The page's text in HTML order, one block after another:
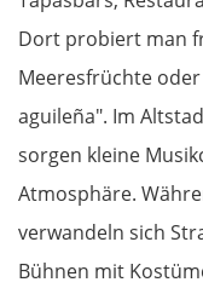
Dort probiert man
Meeresfrüchte
aguileña". Im
sorgen kleine
Atmosphäre.
verwandeln sich
Bühnen mit
Schumen
Warna
Burgas